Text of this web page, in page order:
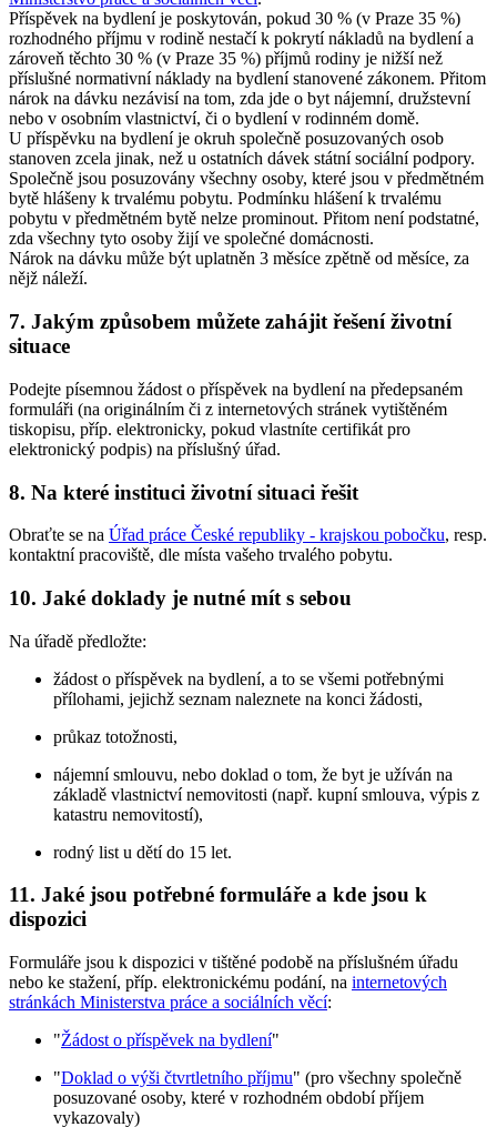
Příspěvek na bydlení je poskytován, pokud 30 % (v Praze 35 %)
rozhodného příjmu v rodině nestačí k pokrytí nákladů na bydlení a
zároveň těchto 30 % (v Praze 35 %) příjmů rodiny je nižší než
příslušné normativní náklady na bydlení stanovené zákonem. Přitom
nárok na dávku nezávisí na tom, zda jde o byt nájemní, družstevní
nebo v osobním vlastnictví, či o bydlení v rodinném domě.
U příspěvku na bydlení je okruh společně posuzovaných osob
stanoven zcela jinak, než u ostatních dávek státní sociální podpory.
Společně jsou posuzovány všechny osoby, které jsou v předmětném
bytě hlášeny k trvalému pobytu. Podmínku hlášení k trvalému
pobytu v předmětném bytě nelze prominout. Přitom není podstatné,
zda všechny tyto osoby žijí ve společné domácnosti.
Nárok na dávku může být uplatněn 3 měsíce zpětně od měsíce, za
nějž náleží.
7. Jakým způsobem můžete zahájit řešení životní
situace
Podejte písemnou žádost o příspěvek na bydlení na předepsaném
formuláři (na originálním či z internetových stránek vytištěném
tiskopisu, příp. elektronicky, pokud vlastníte certifikát pro
elektronický podpis) na příslušný úřad.
8. Na které instituci životní situaci řešit
Obraťte se na Úřad práce České republiky - krajskou pobočku, resp.
kontaktní pracoviště, dle místa vašeho trvalého pobytu.
10. Jaké doklady je nutné mít s sebou
Na úřadě předložte:
žádost o příspěvek na bydlení, a to se všemi potřebnými
přílohami, jejichž seznam naleznete na konci žádosti,
průkaz totožnosti,
nájemní smlouvu, nebo doklad o tom, že byt je užíván na
základě vlastnictví nemovitosti (např. kupní smlouva, výpis z
katastru nemovitostí),
rodný list u dětí do 15 let.
11. Jaké jsou potřebné formuláře a kde jsou k
dispozici
Formuláře jsou k dispozici v tištěné podobě na příslušném úřadu
nebo ke stažení, příp. elektronickému podání, na internetových
stránkách Ministerstva práce a sociálních věcí:
"Žádost o příspěvek na bydlení"
"Doklad o výši čtvrtletního příjmu" (pro všechny společně
posuzované osoby, které v rozhodném období příjem
vykazovaly)